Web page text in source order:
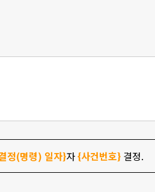
정(명령) 일자}자{사건번호} 결정.